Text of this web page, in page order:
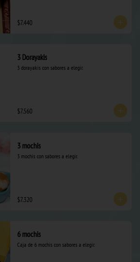
$7.440
3 Dorayakis
3 dorayakis con sabores a elegir.
$7.560
3 mochis
3 mochis con sabores a elegir.
$7.320
6 mochis
Caja de 6 mochis con sabores a elegir.